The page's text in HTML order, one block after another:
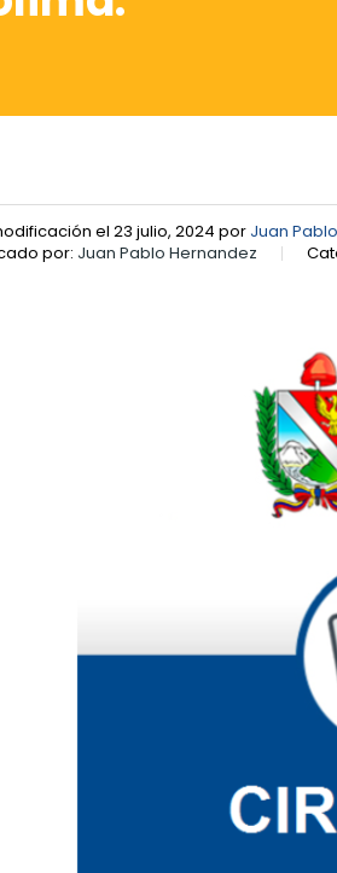
el 23 julio, 2024 por Juan
por: Juan Pablo Hernandez